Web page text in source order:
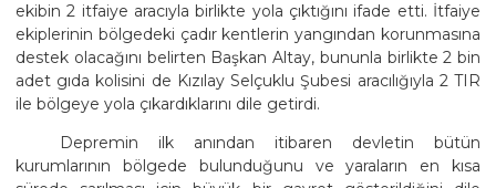
ekibin 2 itfaiye aracıyla birlikte yola çıktığını ifade etti. İtfaiye
ekiplerinin bölgedeki çadır kentlerin yangından korunmasına
destek olacağını belirten Başkan Altay, bununla birlikte 2 bin
adet gıda kolisini de Kızılay Selçuklu Şubesi aracılığıyla 2 TIR
ile bölgeye yola çıkardıklarını dile getirdi.
Depremin ilk anından itibaren devletin bütün
kurumlarının bölgede bulunduğunu ve yaraların en kısa